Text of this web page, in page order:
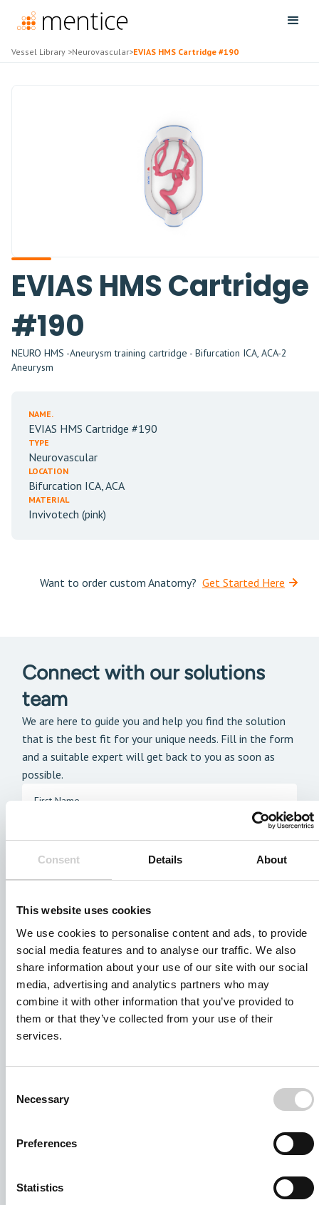
Consent Details About
This website uses cookies
We use cookies to personalise content and ads, to provide
social media features and to analyse our traffic. We also
share information about your use of our site with our social
media, advertising and analytics partners who may
combine it with other information that you’ve provided to
them or that they’ve collected from your use of their
services.
Selection
Necessary
Preferences
Statistics
Vessel Library >Neurovascular>EVIAS HMS Cartridge #190
EVIAS HMS Cartridge
#190
NEURO HMS -Aneurysm training cartridge - Bifurcation ICA, ACA-2
Aneurysm
NAME.
EVIAS HMS Cartridge #190
TYPE
Neurovascular
LOCATION
Bifurcation ICA, ACA
MATERIAL
Invivotech (pink)
Want to order custom Anatomy? Get Started Here
Connect with our solutions
team
We are here to guide you and help you find the solution
that is the best fit for your unique needs. Fill in the form
and a suitable expert will get back to you as soon as
possible.
I agree to allow Mentice to store and process my personal
data. See our
for details or to opt-out at any